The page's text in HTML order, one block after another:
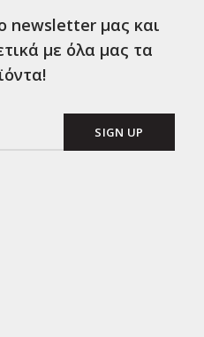
newsletter μας και
με όλα μας τα